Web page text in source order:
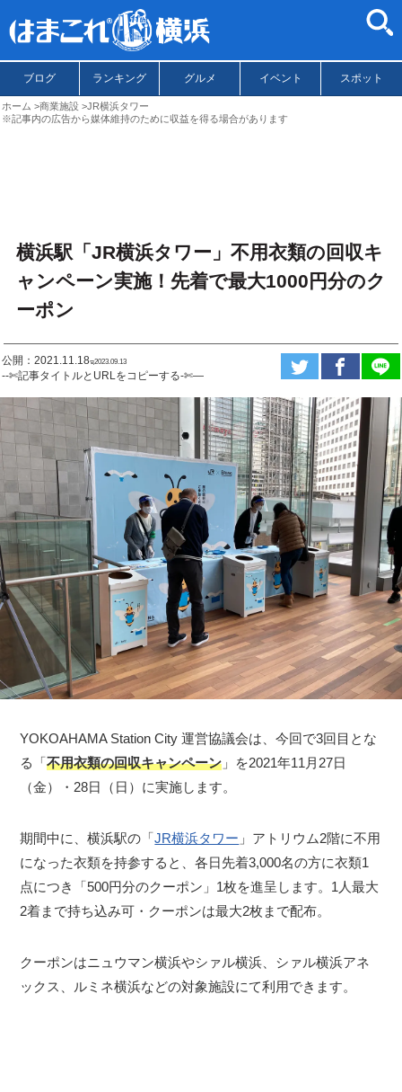
ブログ ランキング グルメ イベント スポット
ホーム 商業施設
JR横浜タワー
※記事内の広告から媒体維持のために収益を得る場合があります
横浜駅「JR横浜タワー」不用衣類の回収キ
ャンペーン実施！先着で最大1000円分のク
ーポン
公開：2021.11.18ಇ2023.09.13
--✄記事タイトルとURLをコピーする-✄—
YOKOAHAMA Station City 運営協議会は、今回で3回目とな
る「不用衣類の回収キャンペーン 」を2021年11月27日
（金）・28日（日）に実施します。
期間中に、横浜駅の「JR横浜タワー 」アトリウム2階に不用
になった衣類を持参すると、各日先着3,000名の方に衣類1
点につき「500円分のクーポン」1枚を進呈します。1人最大
2着まで持ち込み可・クーポンは最大2枚まで配布。
クーポンはニュウマン横浜やシァル横浜、シァル横浜アネ
ックス、ルミネ横浜などの対象施設にて利用できます。